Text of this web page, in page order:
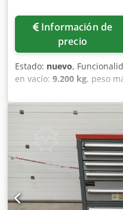
Información de
precio
Estado: nuevo,
en vacío: 9.200 kg, peso
,
longitud del espacio de
espacio de carga:2.550
850 mm
, amortiguación:aire,
17.5
blanco, freno
freno, Año de fabricación:
elevador trasero ,
nuevo, disponible para
disponibilidad, 3 ejes con